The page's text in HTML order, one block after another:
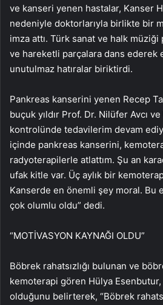
ve kanseri yenen hastalar, Kanser
nedeniyle doktorlarıyla birlikte bir
imza attı. Türk sanat ve halk müziği
ve hareketli parçalara dans ederek
unutulmaz hatıralar biriktirdi.
Pankreas kanserini yenen Recep
buçuk yıldır Prof. Dr. Nilüfer Avcı
kontrolünde tedavilerim devam
içinde pankreas kanserini,
radyoterapilerle atlattım. Şu an
ufak kitle var. Üç aylık bir
Kanserde en önemli şey moral. Bu
çok olumlu oldu” dedi.
“MOTİVASYON KAYNAĞI OLDU”
Böbrek rahatsızlığı bulunan ve
kemoterapi gören Hülya
olduğunu belirterek, “Böbrek